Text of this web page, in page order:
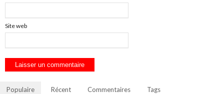
Site web
Populaire Récent Commentaires Tags